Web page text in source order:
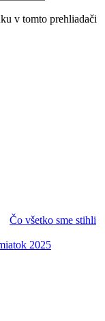
v tomto prehliadači
Čo všetko sme stihli
2025